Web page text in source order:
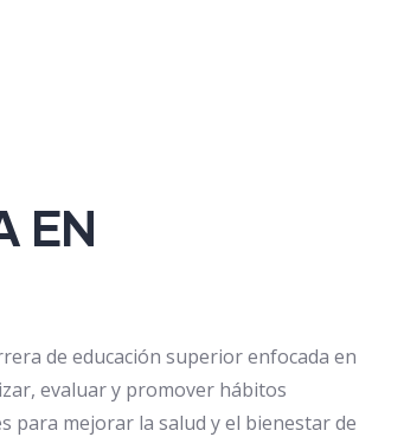
EN
de educación superior enfocada en
evaluar y promover hábitos
para mejorar la salud y el bienestar de